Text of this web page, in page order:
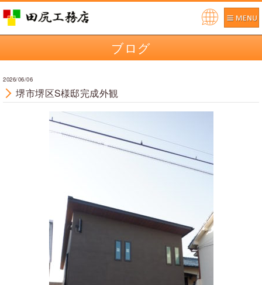
ブログ
2026/06/06
堺市堺区S様邸完成外観